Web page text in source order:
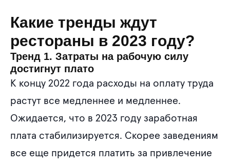
Какие тренды ждут
рестораны в 2023 году?
Тренд 1. Затраты на рабочую силу
достигнут плато
К концу 2022 года расходы на оплату труда
растут все медленнее и медленнее.
Ожидается, что в 2023 году заработная
плата стабилизируется. Скорее заведениям
все еще придется платить за привлечение